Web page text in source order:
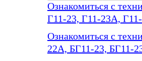
Ознакомиться с
Г11-23, Г11-23А,
Ознакомиться с
22А, БГ11-23, БГ11-